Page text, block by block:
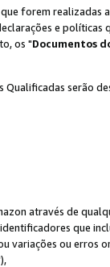
forem realizadas
e
os "Documentos
serão
através de
que
variações ou